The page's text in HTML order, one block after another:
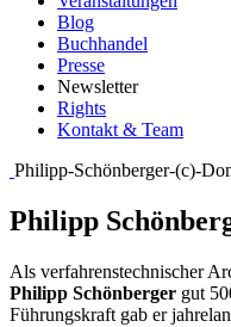
Blog
Buchhandel
Presse
Newsletter
Rights
Kontakt & Team
Philipp-Schönberger-(c)-
Philipp
Als verfahrenstechnischer
Philipp Schönberger gut
Führungskraft gab er